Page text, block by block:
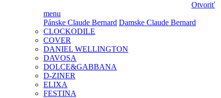
Otvoriť
menu
Pánske Claude Bernard Damske Claude Bernard
CLOCKODILE
COVER
DANIEL WELLINGTON
DAVOSA
DOLCE&GABBANA
D-ZINER
ELIXA
FESTINA